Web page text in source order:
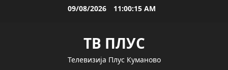
09/08/2026 11:00:16 AM
ТВ ПЛУС
Телевизија Плус Куманово